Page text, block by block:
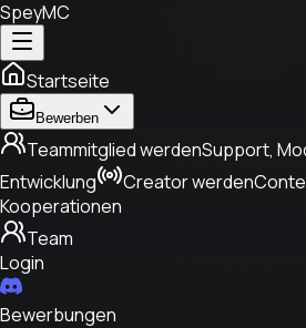
SpeyMC
Startseite
Bewerben
Teammitglied werdenSupport,
Entwicklung
Creator werden
Kooperationen
Team
Login
Bewerbungen